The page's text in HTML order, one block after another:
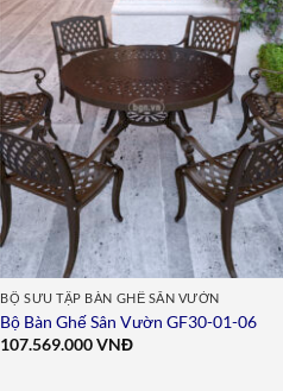
Add to
wishlist
BỘ SƯU TẬP BÀN GHẾ SÂN VƯỜN
Bộ Bàn Ghế Sân Vườn GF30-01-06
107.569.000VNĐ